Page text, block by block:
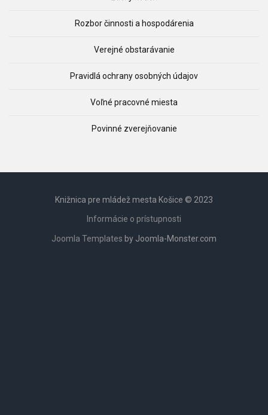
Rozbor činnosti a hospodárenia
Verejné obstarávanie
Pravidlá ochrany osobných údajov
Voľné pracovné miesta
Povinné zverejňovanie
Knižnica pre mládež mesta Košice © 2023
Informácie o prístupnosti
Joomla Templates by Joomla-Monster.com